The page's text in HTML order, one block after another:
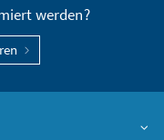
werden?